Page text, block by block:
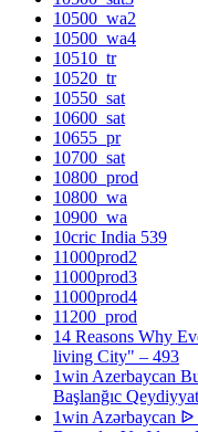
10500_wa2
10500_wa4
10510_tr
10520_tr
10550_sat
10600_sat
10655_pr
10700_sat
10800_prod
10800_wa
10900_wa
10cric India 539
11000prod2
11000prod3
11000prod4
11200_prod
14 Reasons Why
living City" – 493
1win Azerbaycan
Başlanğıc
1win Azərbaycan ᐉ